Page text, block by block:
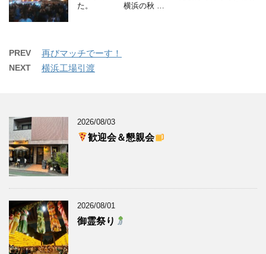
た。 横浜の秋 …
PREV 再びマッチでーす！
NEXT 横浜工場引渡
2026/08/03
歓迎会＆懇親会
2026/08/01
御霊祭り